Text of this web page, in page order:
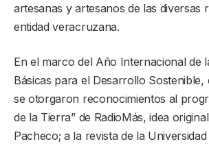
artesanas y artesanos de las diversas
entidad veracruzana.
En el marco del Año Internacional de
Básicas para el Desarrollo Sostenible,
se otorgaron reconocimientos al
de la Tierra” de RadioMás, idea
Pacheco; a la revista de la